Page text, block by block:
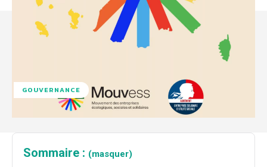
GOUVERNANCE
Sommaire : (masquer)